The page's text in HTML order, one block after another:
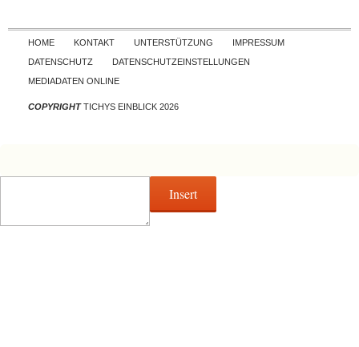
Skip to content
HOME KONTAKT UNTERSTÜTZUNG
IMPRESSUM
DATENSCHUTZ
DATENSCHUTZEINSTELLUNGEN
MEDIADATEN ONLINE
COPYRIGHTTICHYS EINBLICK 2026
Insert